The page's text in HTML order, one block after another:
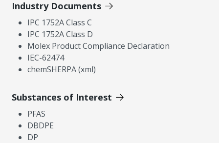
Industry Documents
IPC 1752A Class C
IPC 1752A Class D
Molex Product Compliance Declaration
IEC-62474
chemSHERPA (xml)
Substances of Interest
PFAS
DBDPE
DP